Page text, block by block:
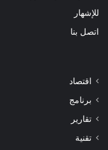
للإشهار
اتصل بنا
اقتصاد
برنامج
تقارير
تقنية